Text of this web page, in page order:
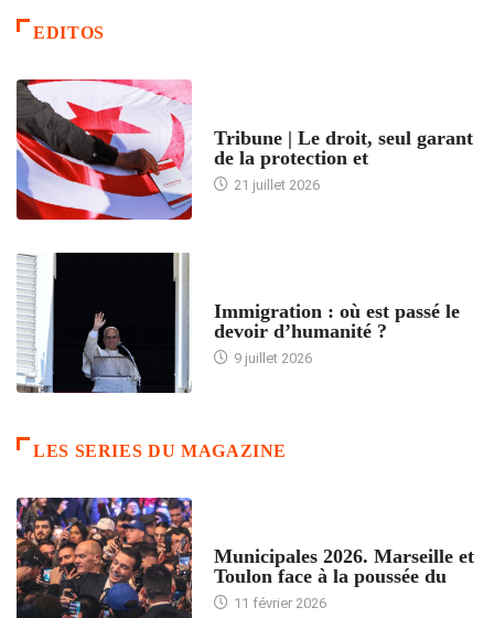
EDITOS
Tribune | Le droit, seul garant
de la protection et
21 juillet 2026
Immigration : où est passé le
devoir d’humanité ?
9 juillet 2026
LES SERIES DU MAGAZINE
Municipales 2026. Marseille et
Toulon face à la poussée du
11 février 2026